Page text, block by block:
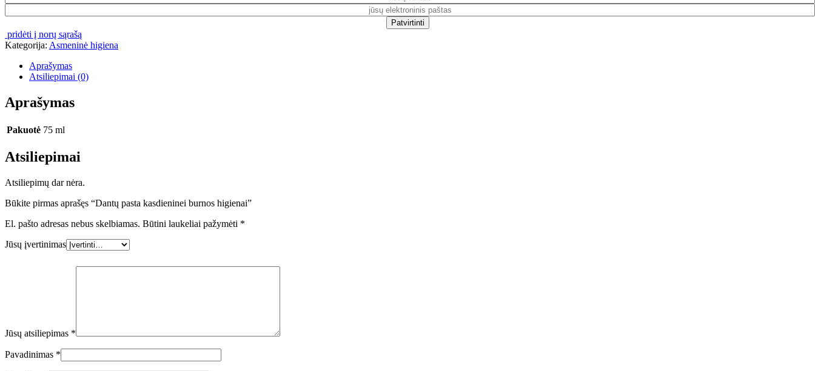
pridėti į norų sąrašą
Kategorija: Asmeninė higiena
Aprašymas
Atsiliepimai (0)
Aprašymas
Pakuotė 75 ml
Atsiliepimai
Atsiliepimų dar nėra.
Būkite pirmas aprašęs “Dantų pasta kasdieninei burnos higienai”
El. pašto adresas nebus skelbiamas. Būtini laukeliai pažymėti *
Jūsų įvertinimas
Jūsų atsiliepimas *
Pavadinimas *